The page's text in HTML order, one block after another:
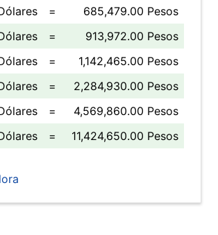
=
685,479.00 Pesos
=
913,972.00 Pesos
=
1,142,465.00 Pesos
=
2,284,930.00 Pesos
=
4,569,860.00 Pesos
= 11,424,650.00 Pesos